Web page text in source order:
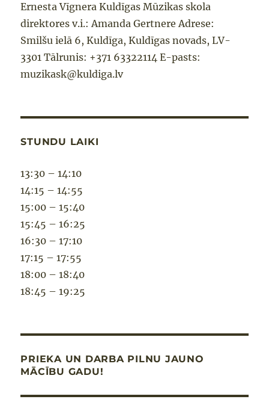
Ernesta Vīgnera Kuldīgas Mūzikas skola
direktores v.i.: Amanda Gertnere Adrese:
Smilšu ielā 6, Kuldīga, Kuldīgas novads, LV-
3301 Tālrunis: +371 63322114 E-pasts:
muzikask@kuldiga.lv
STUNDU LAIKI
13:30 – 14:10
14:15 – 14:55
15:00 – 15:40
15:45 – 16:25
16:30 – 17:10
17:15 – 17:55
18:00 – 18:40
18:45 – 19:25
PRIEKA UN DARBA PILNU JAUNO
MĀCĪBU GADU!